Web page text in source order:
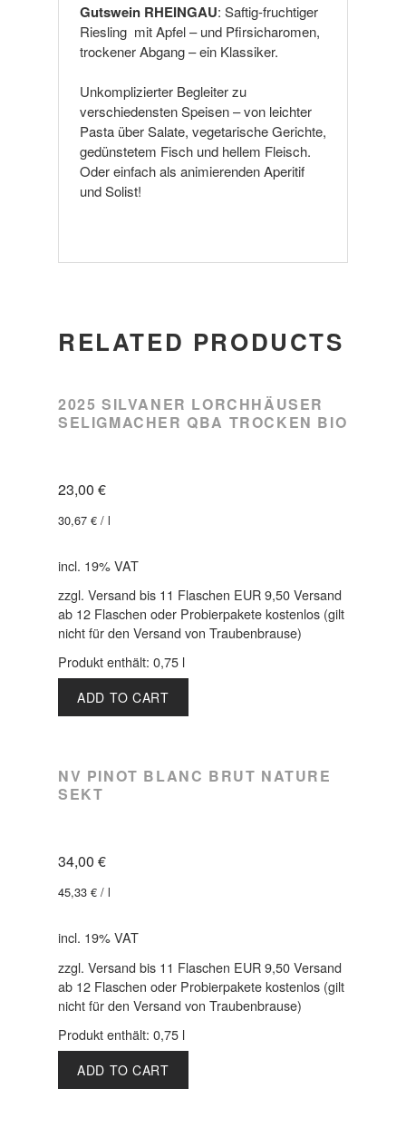
Gutswein RHEINGAU: Saftig-fruchtiger
Riesling mit Apfel – und Pfirsicharomen,
trockener Abgang – ein Klassiker.
Unkomplizierter Begleiter zu
verschiedensten Speisen – von leichter
Pasta über Salate, vegetarische Gerichte,
gedünstetem Fisch und hellem Fleisch.
Oder einfach als animierenden Aperitif
und Solist!
RELATED PRODUCTS
2025 SILVANER LORCHHÄUSER
SELIGMACHER QBA TROCKEN BIO
23,00 €
30,67 € / l
incl. 19% VAT
zzgl. Versand bis 11 Flaschen EUR 9,50 Versand
ab 12 Flaschen oder Probierpakete kostenlos (gilt
nicht für den Versand von Traubenbrause)
Produkt enthält: 0,75 l
ADD TO CART
NV PINOT BLANC BRUT NATURE
SEKT
34,00 €
45,33 € / l
incl. 19% VAT
zzgl. Versand bis 11 Flaschen EUR 9,50 Versand
ab 12 Flaschen oder Probierpakete kostenlos (gilt
nicht für den Versand von Traubenbrause)
Produkt enthält: 0,75 l
ADD TO CART